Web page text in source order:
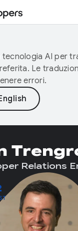
tecnologia AI per
Le
errori.
Relations